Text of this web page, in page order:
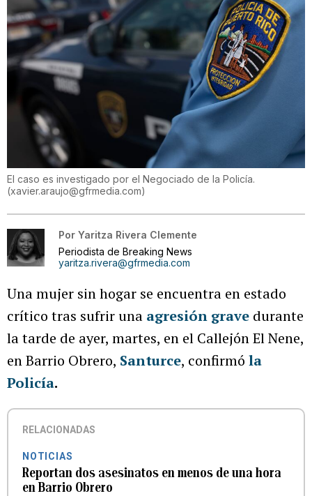
El caso es investigado por el Negociado de la Policía.
(xavier.araujo@gfrmedia.com)
Por Yaritza Rivera Clemente
Periodista de Breaking News
yaritza.rivera@gfrmedia.com
Una mujer sin hogar se encuentra en estado
crítico tras sufrir una agresión grave durante
la tarde de ayer, martes, en el Callejón El Nene,
en Barrio Obrero, Santurce, confirmó la
Policía.
RELACIONADAS
NOTICIAS
Reportan dos asesinatos en menos de una hora
en Barrio Obrero